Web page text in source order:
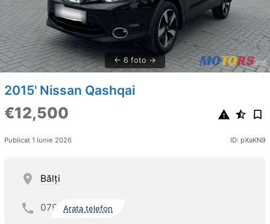
6 foto
2015' Nissan Qashqai
€12,500
Publicat 1 Iunie 2026 ID: pXaKN9
Bălţi
079 Arata telefon